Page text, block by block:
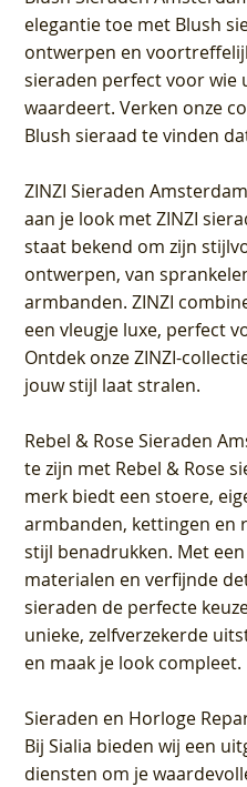
elegantie toe met Blush
ontwerpen en
sieraden perfect voor
waardeert. Verken onze
Blush sieraad te vinden
ZINZI Sieraden
aan je look met ZINZI
staat bekend om zijn
ontwerpen, van
armbanden. ZINZI
een vleugje luxe, perfect
Ontdek onze ZINZI-
jouw stijl laat stralen.
Rebel & Rose Sieraden
te zijn met Rebel & Rose
merk biedt een stoere,
armbanden, kettingen en
stijl benadrukken. Met
materialen en verfijnde
sieraden de perfecte
unieke, zelfverzekerde
en maak je look compleet.
Sieraden en Horloge
Bij Sialia bieden wij een
diensten om je